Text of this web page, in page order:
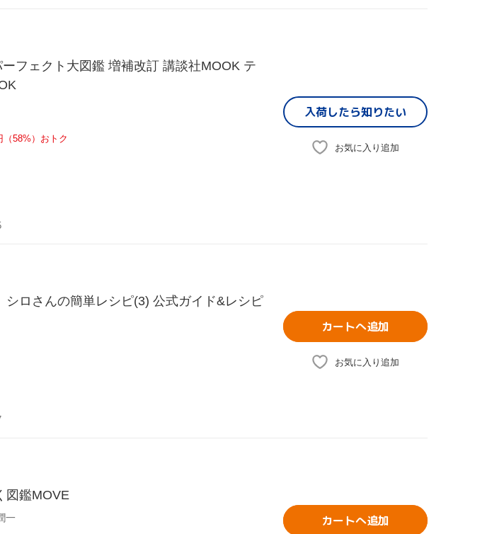
フェクト大図鑑 増補改訂 講談社MOOK テ
（58%）おトク
入荷したら知りたい
お気に入り追加
シロさんの簡単レシピ(3) 公式ガイド&レシピ
カートへ追加
お気に入り追加
図鑑MOVE
一 カートへ追加